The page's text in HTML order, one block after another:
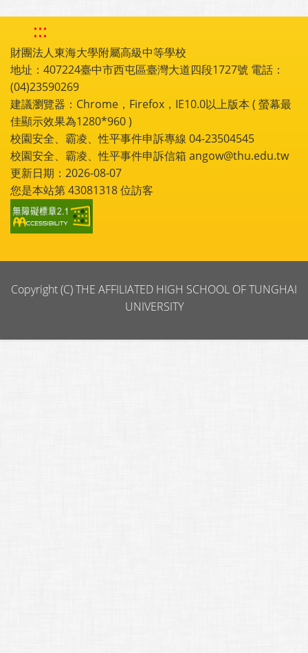
:::
財團法人東海大學附屬高級中等學校
地址：407224臺中市西屯區臺灣大道四段1727號 電話：
(04)23590269
建議瀏覽器：Chrome，Firefox，IE10.0以上版本 ( 螢幕最
佳顯示效果為1280*960 )
校園安全、霸凌、性平事件申訴專線 04-23504545
校園安全、霸凌、性平事件申訴信箱 angow@thu.edu.tw
更新日期：2026-08-07
您是本站第43081318位訪客
Copyright (C) THE AFFILIATED HIGH SCHOOL OF TUNGHAI
UNIVERSITY